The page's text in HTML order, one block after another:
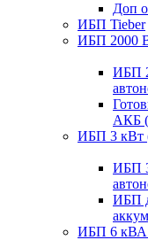
Доп
ИБП Tieber
ИБП 2000
ИБП
АКБ (
ИБП 3 кВт
ИБП
ИБП
ИБП 6 кВА